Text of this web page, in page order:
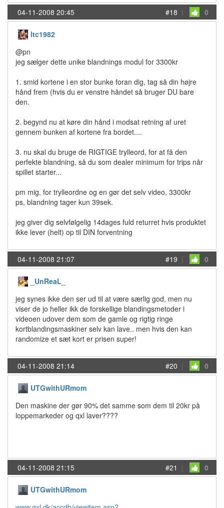
04-11-2008 20:45 #18 | 0
ltc1982
@pn
jeg sælger dette unike blandnings modul for 3300kr
1. smid kortene i en stor bunke foran dig, tag så din højre
hånd frem (hvis du er venstre håndet så bruger DU bare
den.
2. begynd nu at køre din hånd i modsat retning af uret
gennem bunken af kortene fra bordet....
3. nu skal du bruge de RIGTIGE trylleord, for at få den
perfekte blandning, så du som dealer minimum for trips når
spillet starter...
pm mig, for trylleordne og en gør det selv video, 3300kr
ps, blandning tager kun 39sek.
jeg giver dig selvfølgelig 14dages fuld returret hvis produktet
ikke lever (helt) op til DIN forventning
04-11-2008 21:07 #19 | 0
_UnReaL_
jeg synes ikke den ser ud til at være særlig god, men nu
viser de jo heller ikk de forskellige blandingsmetoder i
videoen udover dem som de gamle og rigtig ringe
kortblandingsmaskiner selv kan lave.. men hvis den kan
randomize et sæt kort er prisen super!
04-11-2008 21:14 #20 | 0
UTGwithURmom
Den maskine der gør 90% det samme som dem til 20kr på
loppemarkeder og qxl laver????
04-11-2008 21:15 #21 | 0
UTGwithURmom